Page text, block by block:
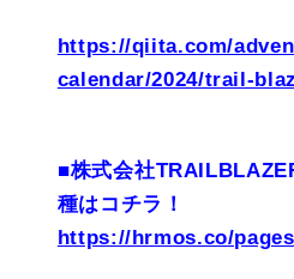
https://qiita.com/
calendar/2024/trail-
■株式会社
種はコチラ！
https://hrmos.co/